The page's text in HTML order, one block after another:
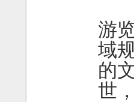
游
域
的
世